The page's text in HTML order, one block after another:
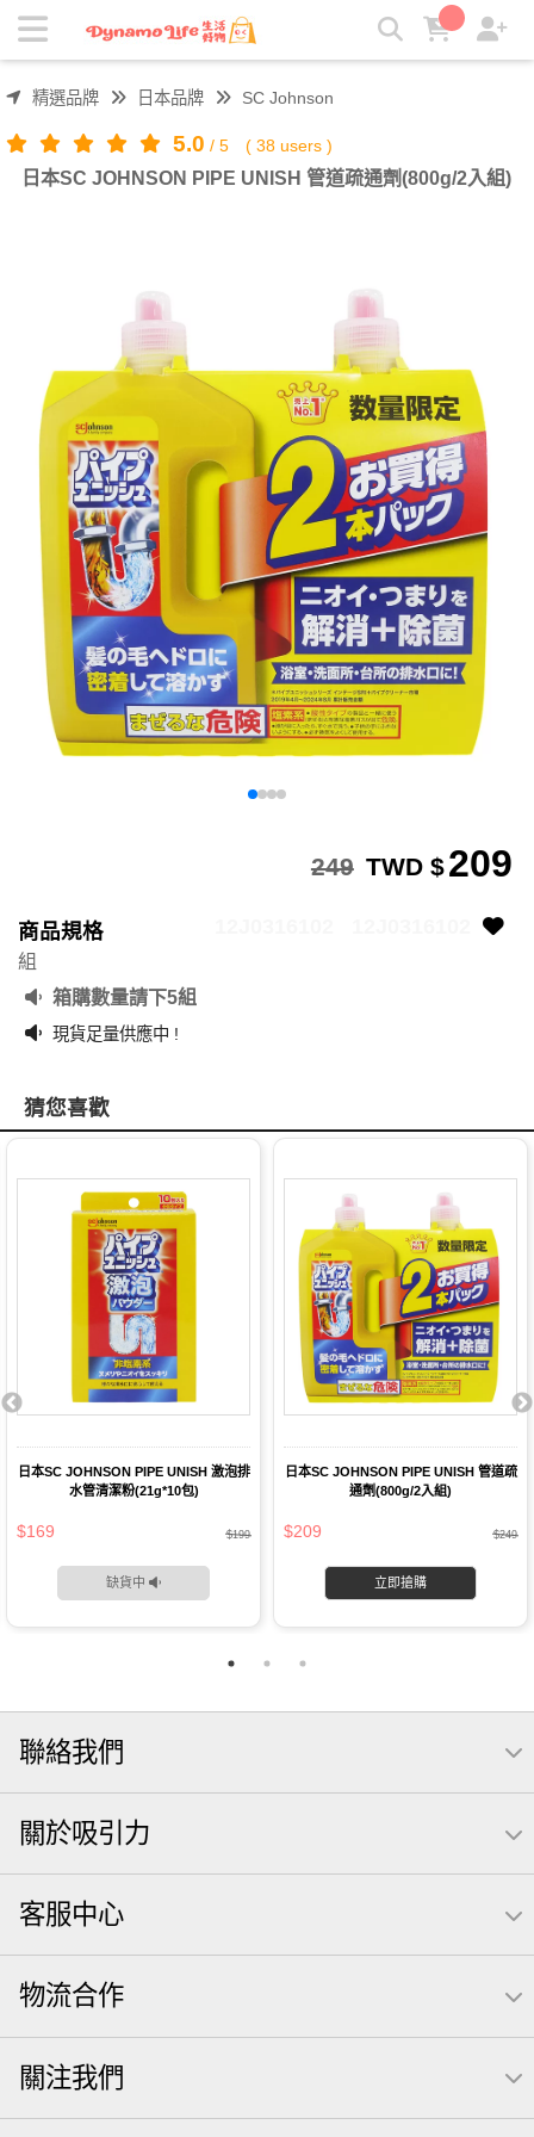
日本SC JOHNSON PIPE UNISH 管道疏通劑(800g/2入組) | 吸
引力生活好物
精選品牌 日本品牌 SC Johnson
5.0 / 5 ( 38 users )
日本SC JOHNSON PIPE UNISH 管道疏通劑(800g/2入組)
209
TWD $
249
商品規格
組
箱購數量請下5組
現貨足量供應中 !
猜您喜歡
日本SC JOHNSON PIPE UNISH 激泡排
水管清潔粉(21g*10包)
$169 $199
缺貨中
日本SC JOHNSON PIPE UNISH 管道疏
通劑(800g/2入組)
$209 $249
立即搶購
聯絡我們
關於吸引力
客服中心
物流合作
關注我們